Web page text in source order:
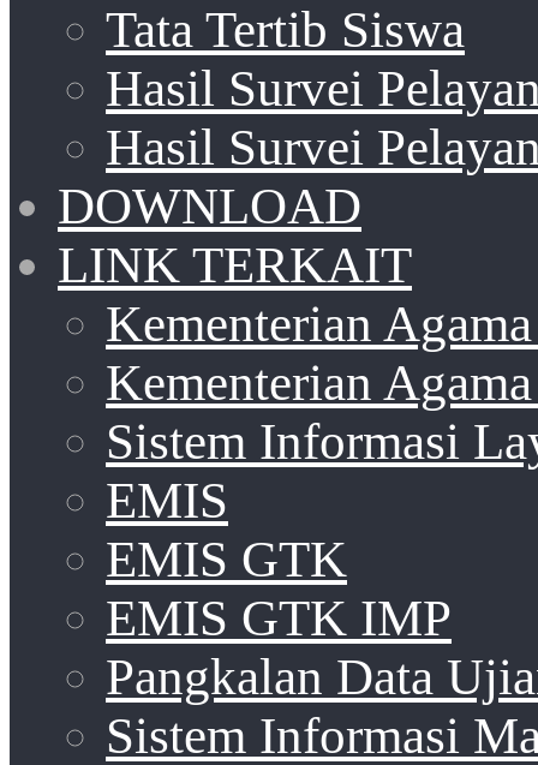
Tata Tertib Siswa
Hasil Survei
Hasil Survei
DOWNLOAD
LINK TERKAIT
Kementerian
Kementerian
Sistem Informasi
EMIS
EMIS GTK
EMIS GTK IMP
Pangkalan Data
Sistem Informasi